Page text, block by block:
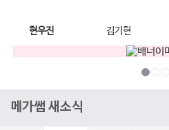
현우진 김기현
메가쌤 새소식